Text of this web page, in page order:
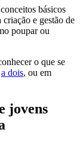
básicos
e gestão de
poupar ou
o que se
a dois, ou em
jovens